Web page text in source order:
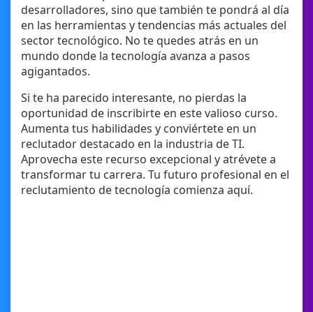
desarrolladores, sino que también te pondrá al día
en las herramientas y tendencias más actuales del
sector tecnológico. No te quedes atrás en un
mundo donde la tecnología avanza a pasos
agigantados.
Si te ha parecido interesante, no pierdas la
oportunidad de inscribirte en este valioso curso.
Aumenta tus habilidades y conviértete en un
reclutador destacado en la industria de TI.
Aprovecha este recurso excepcional y atrévete a
transformar tu carrera. Tu futuro profesional en el
reclutamiento de tecnología comienza aquí.